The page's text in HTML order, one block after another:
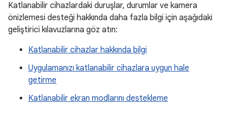
Katlanabilir cihazlardaki duruşlar, durumlar ve kamera
önizlemesi desteği hakkında daha fazla bilgi için aşağıdaki
geliştirici kılavuzlarına göz atın:
Katlanabilir cihazlar hakkında bilgi
Uygulamanızı katlanabilir cihazlara uygun hale
getirme
Katlanabilir ekran modlarını destekleme